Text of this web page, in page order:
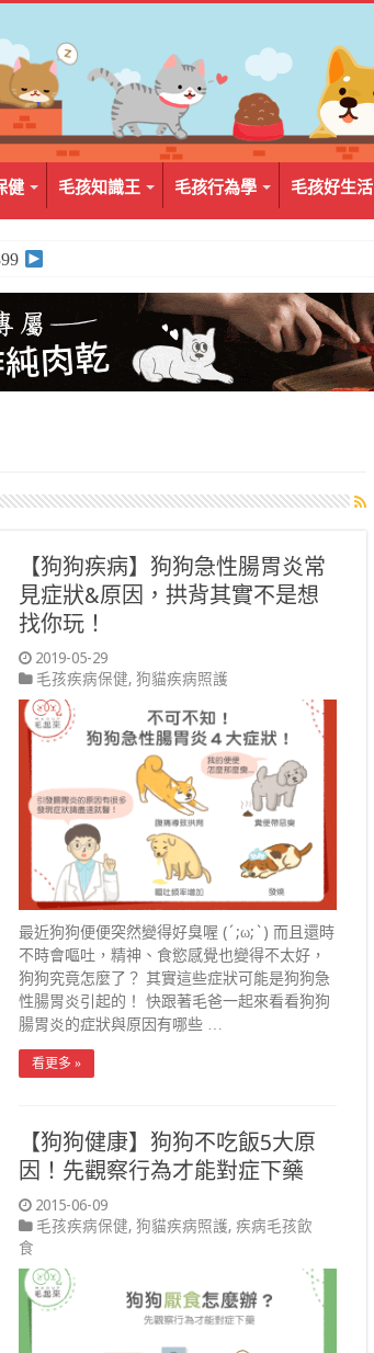
健 毛孩知識王 毛孩行為學 毛孩好生活
【狗狗疾病】狗狗急性腸胃炎常
見症狀&原因，拱背其實不是想
找你玩！
2019-05-29
毛孩疾病保健, 狗貓疾病照護
最近狗狗便便突然變得好臭喔 (´;ω;`) 而且還時
不時會嘔吐，精神、食慾感覺也變得不太好，
狗狗究竟怎麼了？ 其實這些症狀可能是狗狗急
性腸胃炎引起的！ 快跟著毛爸一起來看看狗狗
腸胃炎的症狀與原因有哪些 …
看更多 »
【狗狗健康】狗狗不吃飯5大原
因！先觀察行為才能對症下藥
2015-06-09
毛孩疾病保健, 狗貓疾病照護, 疾病毛孩飲
食